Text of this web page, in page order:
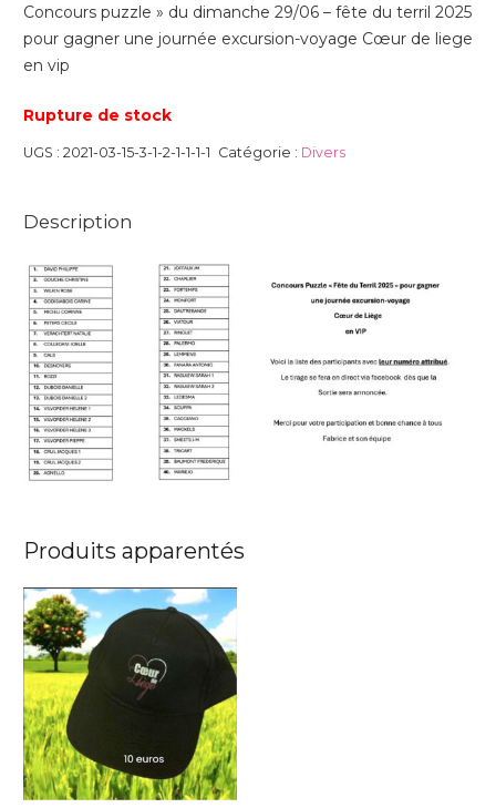
Concours puzzle » du dimanche 29/06 – fête du terril 2025
pour gagner une journée excursion-voyage Cœur de liege
en vip
Rupture de stock
UGS : 2021-03-15-3-1-2-1-1-1-1 Catégorie : Divers
Description
Produits apparentés